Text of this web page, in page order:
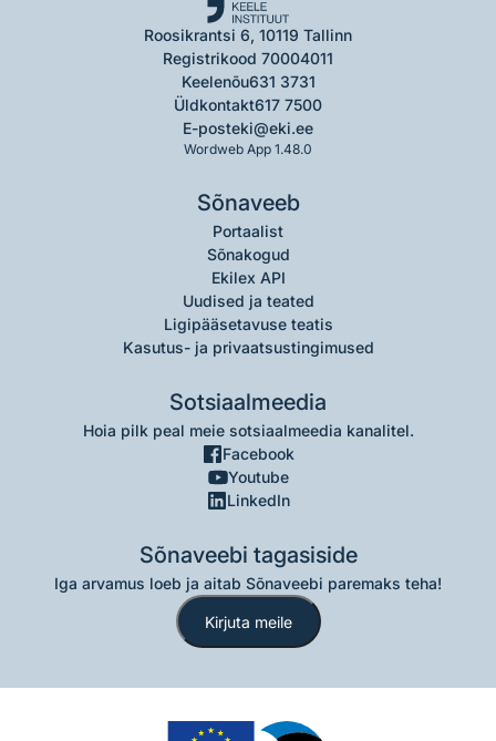
Roosikrantsi 6, 10119 Tallinn
Registrikood 70004011
Keelenõu631 3731
Üldkontakt617 7500
E-posteki@eki.ee
Wordweb App 1.48.0
Sõnaveeb
Portaalist
Sõnakogud
Ekilex API
Uudised ja teated
Ligipääsetavuse teatis
Kasutus- ja privaatsustingimused
Sotsiaalmeedia
Hoia pilk peal meie sotsiaalmeedia kanalitel.
Facebook
Youtube
LinkedIn
Sõnaveebi tagasiside
Iga arvamus loeb ja aitab Sõnaveebi paremaks teha!
Kirjuta meile